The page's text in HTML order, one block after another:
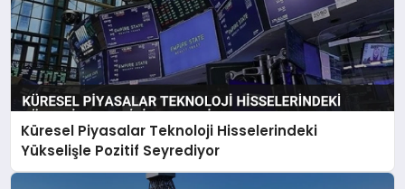
Küresel Piyasalar Teknoloji Hisselerindeki
Yükselişle Pozitif Seyrediyor